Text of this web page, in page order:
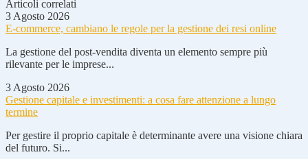
Articoli correlati
3 Agosto 2026
E-commerce, cambiano le regole per la gestione dei resi online
La gestione del post-vendita diventa un elemento sempre più
rilevante per le imprese...
3 Agosto 2026
Gestione capitale e investimenti: a cosa fare attenzione a lungo
termine
Per gestire il proprio capitale è determinante avere una visione chiara
del futuro. Si...